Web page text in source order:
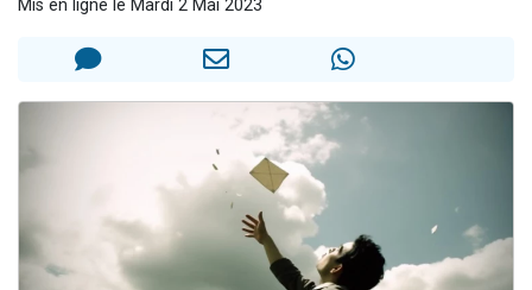
30 personnes viennent de faire un don pour Sauvez la jambe de Yohan
12 nouvelles musiques dans Torah-Box Music
Mis en ligne le Mardi 2 Mai 2023